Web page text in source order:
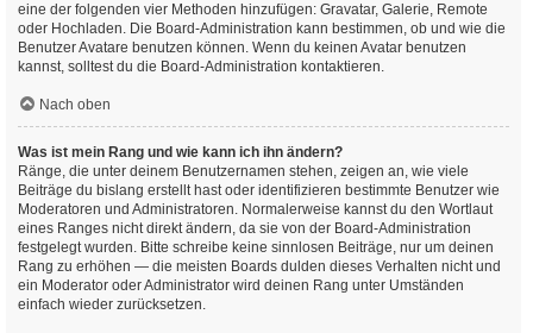
eine der folgenden vier Methoden hinzufügen: Gravatar, Galerie, Remote
oder Hochladen. Die Board-Administration kann bestimmen, ob und wie die
Benutzer Avatare benutzen können. Wenn du keinen Avatar benutzen
kannst, solltest du die Board-Administration kontaktieren.
Nach oben
Was ist mein Rang und wie kann ich ihn ändern?
Ränge, die unter deinem Benutzernamen stehen, zeigen an, wie viele
Beiträge du bislang erstellt hast oder identifizieren bestimmte Benutzer wie
Moderatoren und Administratoren. Normalerweise kannst du den Wortlaut
eines Ranges nicht direkt ändern, da sie von der Board-Administration
festgelegt wurden. Bitte schreibe keine sinnlosen Beiträge, nur um deinen
Rang zu erhöhen — die meisten Boards dulden dieses Verhalten nicht und
ein Moderator oder Administrator wird deinen Rang unter Umständen
einfach wieder zurücksetzen.